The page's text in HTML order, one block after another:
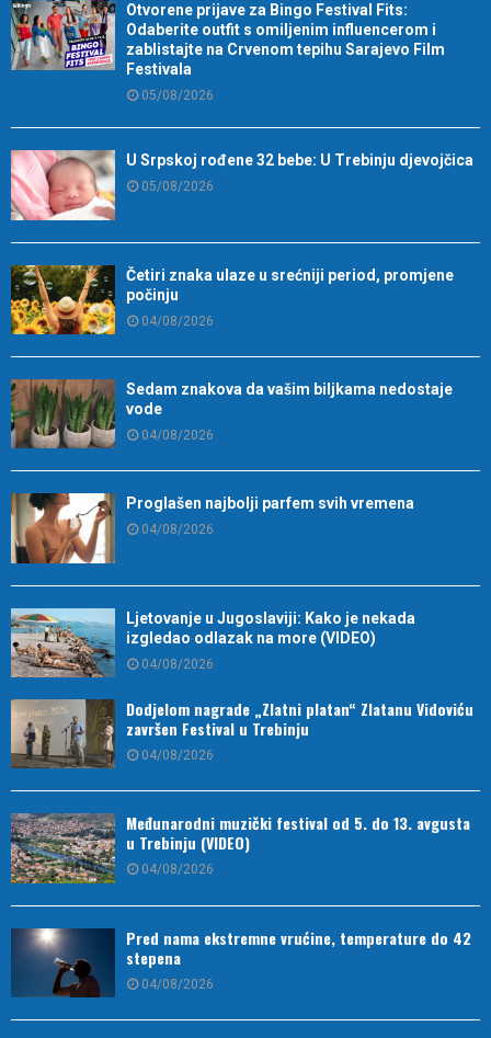
Otvorene prijave za Bingo Festival Fits:
Odaberite outfit s omiljenim influencerom i
zablistajte na Crvenom tepihu Sarajevo Film
Festivala
05/08/2026
U Srpskoj rođene 32 bebe: U Trebinju djevojčica
05/08/2026
Četiri znaka ulaze u srećniji period, promjene
počinju
04/08/2026
Sedam znakova da vašim biljkama nedostaje
vode
04/08/2026
Proglašen najbolji parfem svih vremena
04/08/2026
Ljetovanje u Jugoslaviji: Kako je nekada
izgledao odlazak na more (VIDEO)
04/08/2026
Dodjelom nagrade „Zlatni platan“ Zlatanu Vidoviću
završen Festival u Trebinju
04/08/2026
Međunarodni muzički festival od 5. do 13. avgusta
u Trebinju (VIDEO)
04/08/2026
Pred nama ekstremne vrućine, temperature do 42
stepena
04/08/2026